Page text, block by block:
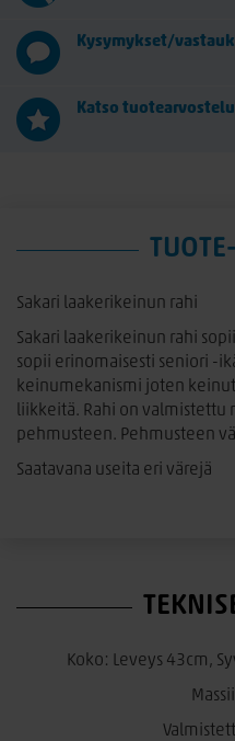
Kysymykset/
Katso
Sakari laakerikeinun rahi
Sakari laakerikeinun rahi
sopii erinomaisesti seniori -
keinumekanismi joten
liikkeitä. Rahi on valmistettu
pehmusteen. Pehmusteen
Saatavana useita eri värejä
Koko: Leveys 43cm,